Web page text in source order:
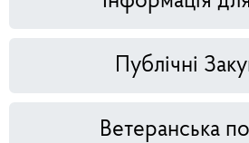
Публічні
Ветеранська